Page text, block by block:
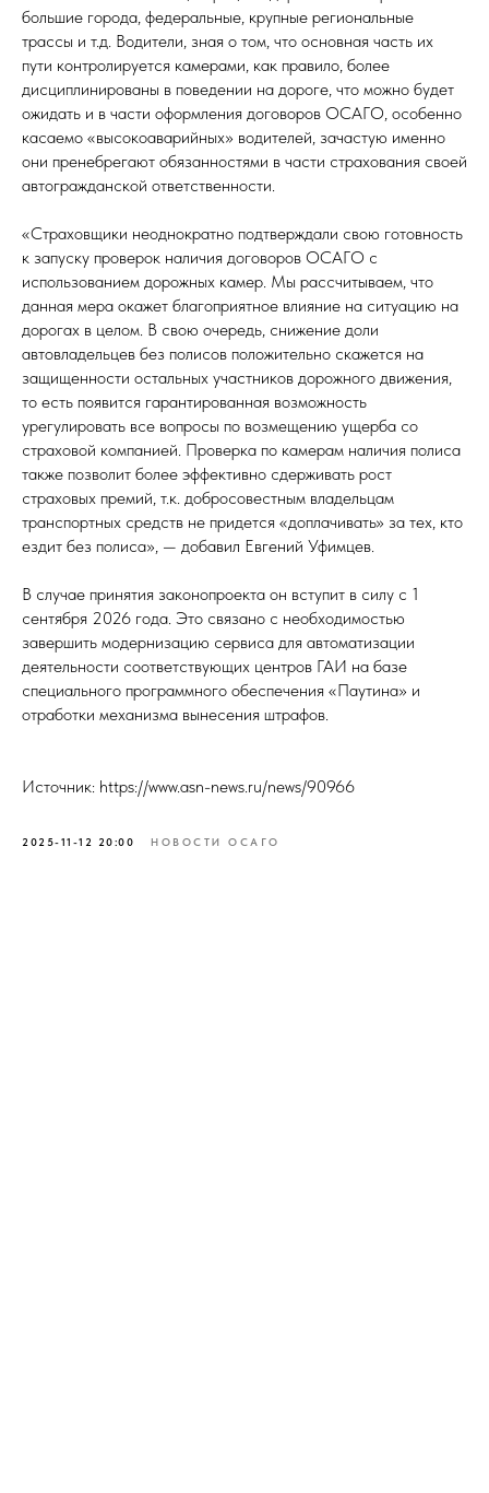
большие города, федеральные, крупные региональные
трассы и т.д. Водители, зная о том, что основная часть их
пути контролируется камерами, как правило, более
дисциплинированы в поведении на дороге, что можно будет
ожидать и в части оформления договоров ОСАГО, особенно
касаемо «высокоаварийных» водителей, зачастую именно
они пренебрегают обязанностями в части страхования своей
автогражданской ответственности.
«Страховщики неоднократно подтверждали свою готовность
к запуску проверок наличия договоров ОСАГО с
использованием дорожных камер. Мы рассчитываем, что
данная мера окажет благоприятное влияние на ситуацию на
дорогах в целом. В свою очередь, снижение доли
автовладельцев без полисов положительно скажется на
защищенности остальных участников дорожного движения,
то есть появится гарантированная возможность
урегулировать все вопросы по возмещению ущерба со
страховой компанией. Проверка по камерам наличия полиса
также позволит более эффективно сдерживать рост
страховых премий, т.к. добросовестным владельцам
транспортных средств не придется «доплачивать» за тех, кто
ездит без полиса», — добавил Евгений Уфимцев.
В случае принятия законопроекта он вступит в силу с 1
сентября 2026 года. Это связано с необходимостью
завершить модернизацию сервиса для автоматизации
деятельности соответствующих центров ГАИ на базе
специального программного обеспечения «Паутина» и
отработки механизма вынесения штрафов.
Источник: https://www.asn-news.ru/news/90966
2025-11-12 20:00 НОВОСТИ ОСАГО